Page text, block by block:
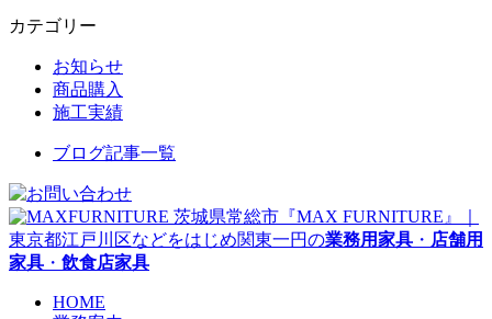
カテゴリー
お知らせ
商品購入
施工実績
ブログ記事一覧
茨城県常総市『MAX FURNITURE』｜
東京都江戸川区などをはじめ関東一円の業務用家具 ・ 店舗用
家具 ・ 飲食店家具
HOME